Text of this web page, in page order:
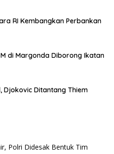
RI Kembangkan Perbankan
di Margonda Diborong Ikatan
Djokovic Ditantang Thiem